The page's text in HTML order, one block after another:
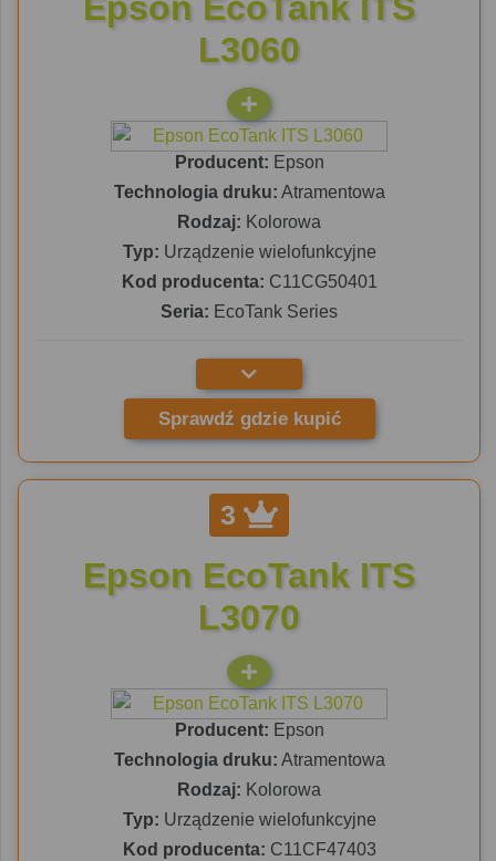
L3060
Producent: Epson
Technologia druku: Atramentowa
Rodzaj: Kolorowa
Typ: Urządzenie wielofunkcyjne
Kod producenta: C11CG50401
Seria: EcoTank Series
Sprawdź gdzie kupić
3
Epson EcoTank ITS
L3070
Producent: Epson
Technologia druku: Atramentowa
Rodzaj: Kolorowa
Typ: Urządzenie wielofunkcyjne
Kod producenta: C11CF47403